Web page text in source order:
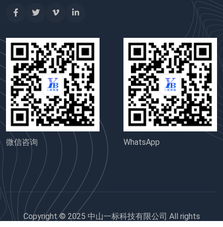
微信咨询 WhatsApp
Copyright © 2025 中山一标科技有限公司 All rights